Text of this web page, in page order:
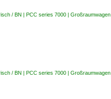
/ BN | PCC series 7000 | Großraumwagen
/ BN | PCC series 7000 | Großraumwagen